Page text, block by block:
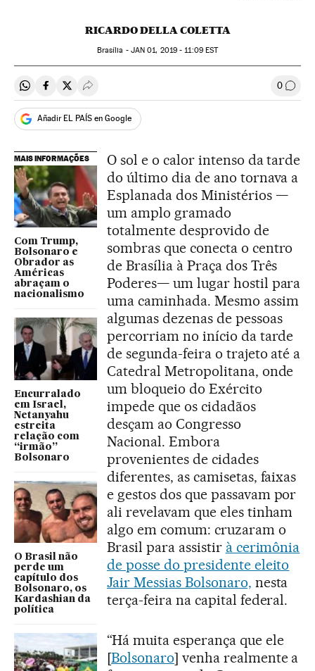
RICARDO DELLA COLETTA
Brasília - JAN 01, 2019 - 11:09EST
Compartir en Whatsapp
Compartir en Facebook
Compartir en Twitter
Desplegar Redes Sociales 0
Añadir EL PAÍS en Google
MAIS INFORMAÇÕES
Com Trump,
Bolsonaro e
Obrador as
Américas
abraçam o
nacionalismo
Encurralado
em Israel,
Netanyahu
estreita
relação com
“irmão”
Bolsonaro
O Brasil não
perde um
capítulo dos
Bolsonaro, os
Kardashian da
política
O sol e o calor intenso da tarde
do último dia de ano tornava a
Esplanada dos Ministérios —
um amplo gramado
totalmente desprovido de
sombras que conecta o centro
de Brasília à Praça dos Três
Poderes— um lugar hostil para
uma caminhada. Mesmo assim
algumas dezenas de pessoas
percorriam no início da tarde
de segunda-feira o trajeto até a
Catedral Metropolitana, onde
um bloqueio do Exército
impede que os cidadãos
desçam ao Congresso
Nacional. Embora
provenientes de cidades
diferentes, as camisetas, faixas
e gestos dos que passavam por
ali revelavam que eles tinham
algo em comum: cruzaram o
Brasil para assistir à cerimônia
de posse do presidente eleito
Jair Messias Bolsonaro, nesta
terça-feira na capital federal.
“Há muita esperança que ele
[Bolsonaro] venha realmente a